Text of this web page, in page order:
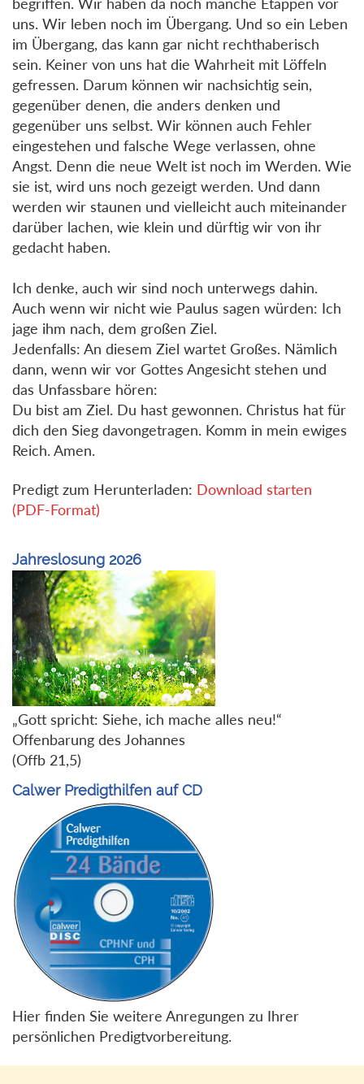
uns. Wir leben noch im Übergang. Und so ein Leben
im Übergang, das kann gar nicht rechthaberisch
sein. Keiner von uns hat die Wahrheit mit Löffeln
gefressen. Darum können wir nachsichtig sein,
gegenüber denen, die anders denken und
gegenüber uns selbst. Wir können auch Fehler
eingestehen und falsche Wege verlassen, ohne
Angst. Denn die neue Welt ist noch im Werden. Wie
sie ist, wird uns noch gezeigt werden. Und dann
werden wir staunen und vielleicht auch miteinander
darüber lachen, wie klein und dürftig wir von ihr
gedacht haben.
Ich denke, auch wir sind noch unterwegs dahin.
Auch wenn wir nicht wie Paulus sagen würden: Ich
jage ihm nach, dem großen Ziel.
Jedenfalls: An diesem Ziel wartet Großes. Nämlich
dann, wenn wir vor Gottes Angesicht stehen und
das Unfassbare hören:
Du bist am Ziel. Du hast gewonnen. Christus hat für
dich den Sieg davongetragen. Komm in mein ewiges
Reich. Amen.
Predigt zum Herunterladen: Download starten
(PDF-Format)
Jahreslosung 2026
„Gott spricht: Siehe, ich mache alles neu!“
Offenbarung des Johannes
(Offb 21,5)
Calwer Predigthilfen auf CD
Hier finden Sie weitere Anregungen zu Ihrer
persönlichen Predigtvorbereitung.